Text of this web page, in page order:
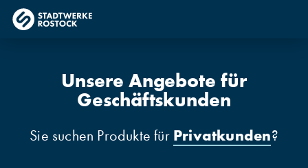
Unsere Angebote für
Geschäftskunden
Sie suchen Produkte für Privatkunden?